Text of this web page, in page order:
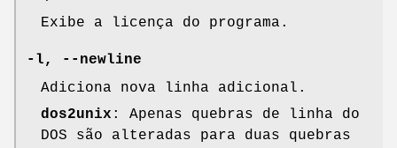
Exibe a licença do programa.
-l, --newline
Adiciona nova linha adicional.
dos2unix : Apenas quebras de linha do
DOS são alteradas para duas quebras